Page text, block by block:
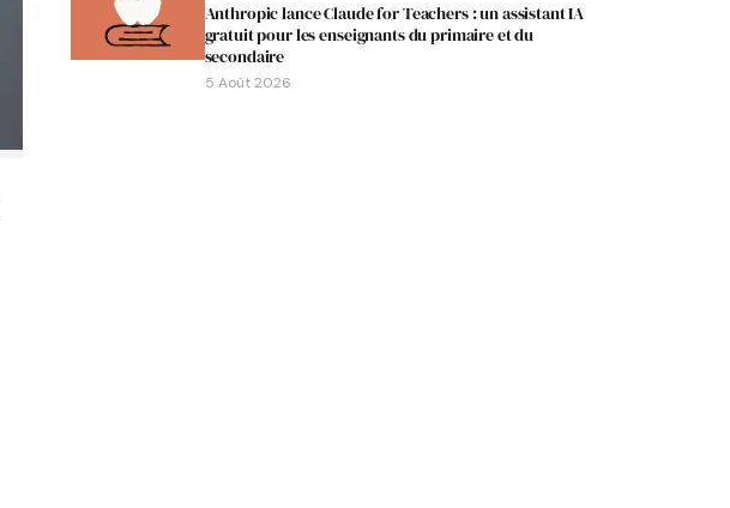
Anthropic lance Claude for Teachers : un assistant IA
gratuit pour les enseignants du primaire et du
secondaire
5 Août 2026